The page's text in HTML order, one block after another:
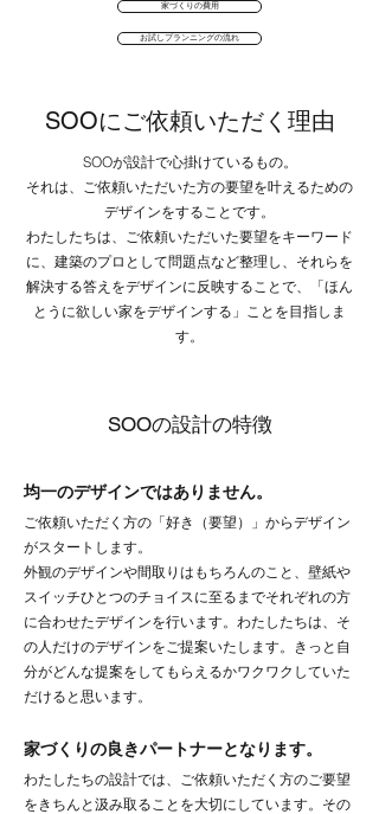
家づくりの費用
お試しプランニングの流れ
SOOにご依頼いただく理由
SOOが設計で心掛けているもの。
それは、ご依頼いただいた方の要望を叶えるための
デザインをすることです。
わたしたちは、ご依頼いただいた要望をキーワード
に、建築のプロとして問題点など整理し、それらを
解決する答えをデザインに反映することで、「ほん
とうに欲しい家をデザインする」ことを目指しま
す。
SOOの設計の特徴
均一のデザインではありません。
​ご依頼いただく方の「好き（要望）」からデザイン
がスタートします。
外観のデザインや間取りはもちろんのこと、壁紙や
スイッチひとつのチョイスに至るまでそれぞれの方
に合わせたデザインを行います。​わたしたちは、そ
の人だけのデザインをご提案いたします。きっと自
分がどんな提案をしてもらえるかワクワクしていた
だけると思います。
家づくりの良きパートナーとなります。
わたしたちの設計では、ご依頼いただく方のご要望
をきちんと汲み取ることを大切にしています。その